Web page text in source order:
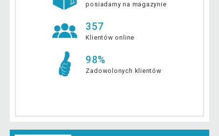
posiadamy na magazynie
357
Klientów online
98%
Zadowolonych klientów